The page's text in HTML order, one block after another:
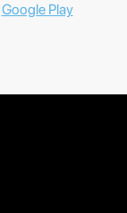
Google Play